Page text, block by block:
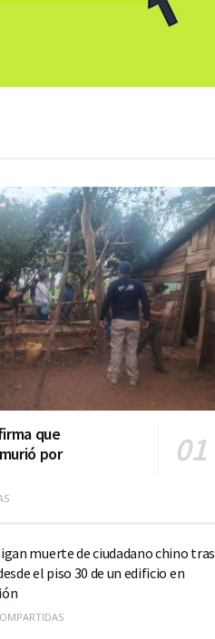
que
por
muerte de ciudadano chino tras
el piso 30 de un edificio en